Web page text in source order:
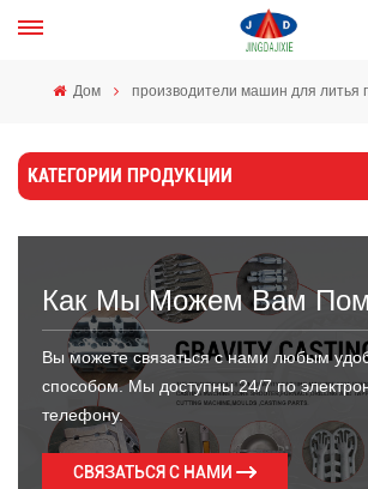
Дом производители машин для литья
КАТЕГОРИИ ПРОДУКЦИИ
Как Мы Можем Вам
Вы можете связаться с нами любым
способом. Мы доступны 24/7 по
телефону.
СВЯЗАТЬСЯ С НАМИ